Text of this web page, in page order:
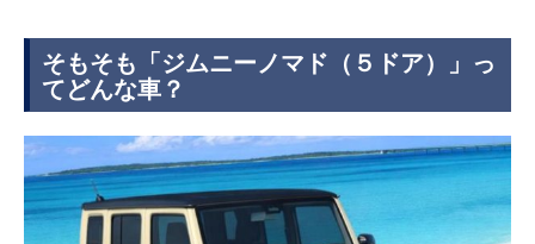
そもそも「ジムニーノマド（５ドア）」っ
てどんな車？